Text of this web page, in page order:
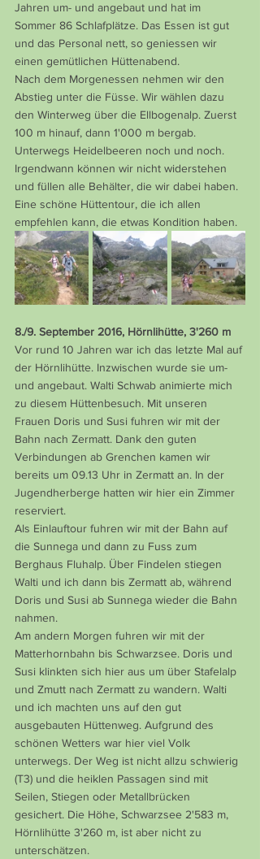
Jahren um- und angebaut und hat im
Sommer 86 Schlafplätze. Das Essen ist gut
und das Personal nett, so geniessen wir
einen gemütlichen Hüttenabend.
Nach dem Morgenessen nehmen wir den
Abstieg unter die Füsse. Wir wählen dazu
den Winterweg über die Ellbogenalp. Zuerst
100 m hinauf, dann 1'000 m bergab.
Unterwegs Heidelbeeren noch und noch.
Irgendwann können wir nicht widerstehen
und füllen alle Behälter, die wir dabei haben.
Eine schöne Hüttentour, die ich allen
empfehlen kann, die etwas Kondition haben.
8./9. September 2016, Hörnlihütte, 3'260 m
Vor rund 10 Jahren war ich das letzte Mal auf
der Hörnlihütte. Inzwischen wurde sie um-
und angebaut. Walti Schwab animierte mich
zu diesem Hüttenbesuch. Mit unseren
Frauen Doris und Susi fuhren wir mit der
Bahn nach Zermatt. Dank den guten
Verbindungen ab Grenchen kamen wir
bereits um 09.13 Uhr in Zermatt an. In der
Jugendherberge hatten wir hier ein Zimmer
reserviert.
Als Einlauftour fuhren wir mit der Bahn auf
die Sunnega und dann zu Fuss zum
Berghaus Fluhalp. Über Findelen stiegen
Walti und ich dann bis Zermatt ab, während
Doris und Susi ab Sunnega wieder die Bahn
nahmen.
Am andern Morgen fuhren wir mit der
Matterhornbahn bis Schwarzsee. Doris und
Susi klinkten sich hier aus um über Stafelalp
und Zmutt nach Zermatt zu wandern. Walti
und ich machten uns auf den gut
ausgebauten Hüttenweg. Aufgrund des
schönen Wetters war hier viel Volk
unterwegs. Der Weg ist nicht allzu schwierig
(T3) und die heiklen Passagen sind mit
Seilen, Stiegen oder Metallbrücken
gesichert. Die Höhe, Schwarzsee 2'583 m,
Hörnlihütte 3'260 m, ist aber nicht zu
unterschätzen.